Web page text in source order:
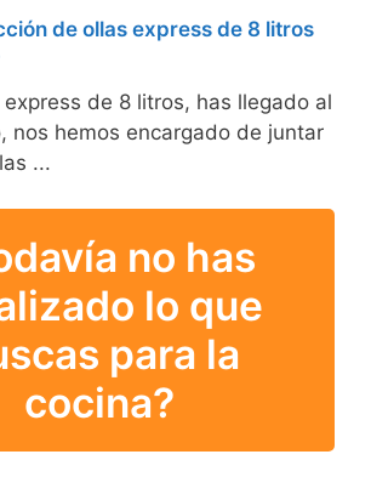
de ollas express de 8 litros
de 8 litros, has llegado al
nos hemos encargado de juntar
...
no has
lo que
para la
cocina?